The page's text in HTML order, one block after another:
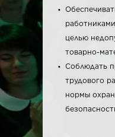
целью
товарно-
Соблюдать
трудового
нормы